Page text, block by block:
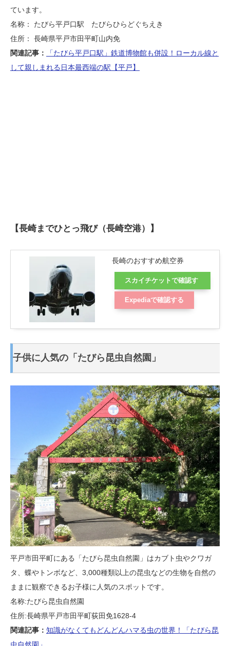
ています。
名称： たびら平戸口駅 たびらひらどぐちえき
住所： 長崎県平戸市田平町山内免
関連記事：
「たびら平戸口駅」鉄道博物館も併設！ローカル線と
して親しまれる日本最西端の駅【平戸】
【長崎までひとっ飛び（長崎空港）】
長崎のおすすめ航空券
スカイチケットで確認す
る
Expediaで確認する
子供に人気の「たびら昆虫自然園」
平戸市田平町にある「たびら昆虫自然園」はカブト虫やクワガ
タ、蝶やトンボなど、3,000種類以上の昆虫などの生物を自然の
ままに観察できるお子様に人気のスポットです。
名称:たびら昆虫自然園
住所:長崎県平戸市田平町荻田免1628-4
関連記事： 知識がなくてもどんどんハマる虫の世界！「たびら昆
虫自然園」